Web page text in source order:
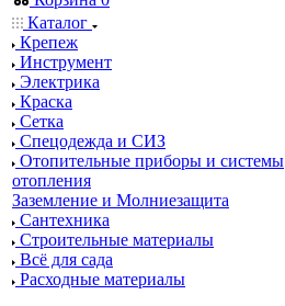
Каталог
Крепеж
Инструмент
Электрика
Краска
Сетка
Спецодежда и СИЗ
Отопительные приборы и системы
отопления
Заземление и Молниезащита
Сантехника
Строительные материалы
Всё для сада
Расходные материалы